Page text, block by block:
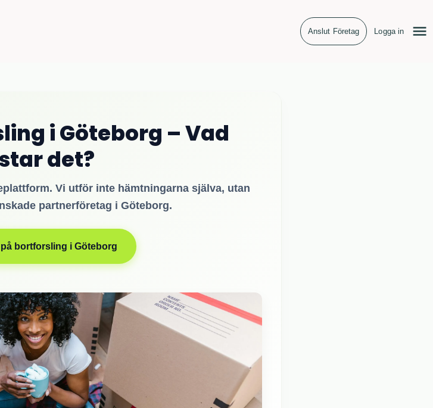
Anslut Företag Logga in
i Göteborg – Vad
det?
Vi utför inte hämtningarna själva, utan
partnerföretag i Göteborg.
bortforsling i Göteborg